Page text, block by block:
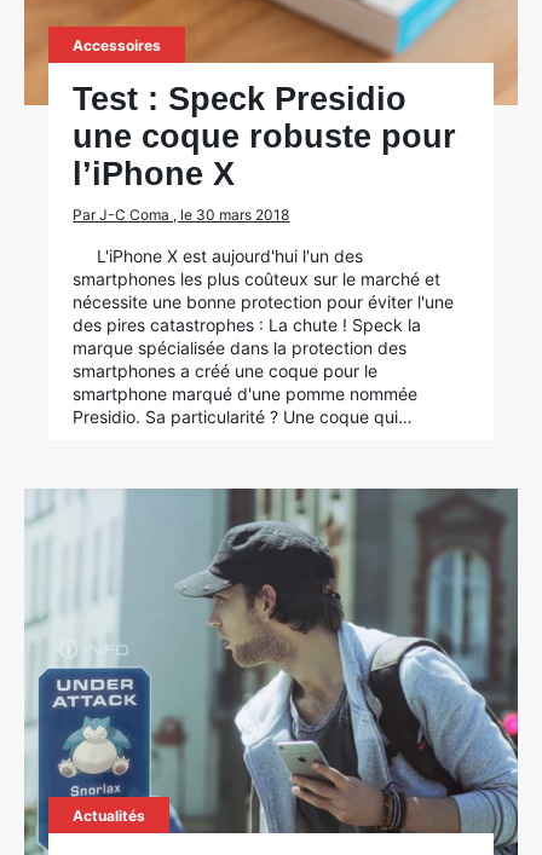
Accessoires
Test : Speck Presidio
une coque robuste pour
l’iPhone X
Par J-C Coma , le 30 mars 2018
L'iPhone X est aujourd'hui l'un des
smartphones les plus coûteux sur le marché et
nécessite une bonne protection pour éviter l'une
des pires catastrophes : La chute ! Speck la
marque spécialisée dans la protection des
smartphones a créé une coque pour le
smartphone marqué d'une pomme nommée
Presidio. Sa particularité ? Une coque qui…
Actualités